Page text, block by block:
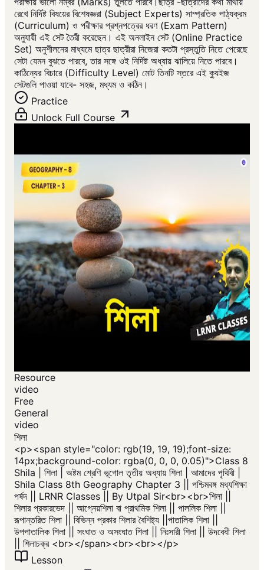
রেখে নির্দিষ্ট বিষয়ের বিশেষজ্ঞরা (Subject Experts) সাম্প্রতিক পাঠ্যক্রম
(Curriculum) ও পরীক্ষার প্রশ্নপত্রের ধরণ (Exam Pattern)
অনুযায়ী এই সেট তৈরী করেছেন। এই অনলাইন সেট (Online Practice
Set) অনুশীলনের মাধ্যমে ছাত্র ছাত্রীরা নিজেরা কতটা প্রস্তুতি নিতে পেরেছে
সেটা যেমন বুঝতে পারবে, তার সঙ্গে ওই নির্দিষ্ট অধ্যায় ঝালিয়ে নিতে পারবে।
কাঠিন্যের বিচারে (Difficulty Level) মোট তিনটি স্তরে এই ক্যুইজ
সেটগুলি পাওয়া যাবে- সহজ, মধ্যম ও কঠিন।
Practice
Unlock Full Course
Resource
video
Free
General
video
শিলা
<p>​<span style="color: rgb(19, 19, 19);font-size:
14px;background-color: rgba(0, 0, 0, 0.05)">Class 8
Shila | শিলা | অষ্টম শ্রেণি ভূগোল তৃতীয় অধ্যায় শিলা | আমাদের পৃথিবী |
Shila Class 8th Geography Chapter 3 || পশ্চিমবঙ্গ মধ্যশিক্ষা
পর্ষদ || LRNR Classes || By Utpal Sir<br><br>শিলা ||
শিলার প্রকারভেদ || আগ্নেয়শিলা বা প্রাথমিক শিলা || পাললিক শিলা ||
রূপান্তরিত শিলা || বিভিন্ন প্রকার শিলার বৈশিষ্ট্য ||পাতালিক শিলা ||
উপপাতালিক শিলা || সংঘাত ও অসংঘাত শিলা || নিঃসারী শিলা || উদবেধী শিলা
|| শিলাচক্র <br></span><br>​<br></p>
Lesson